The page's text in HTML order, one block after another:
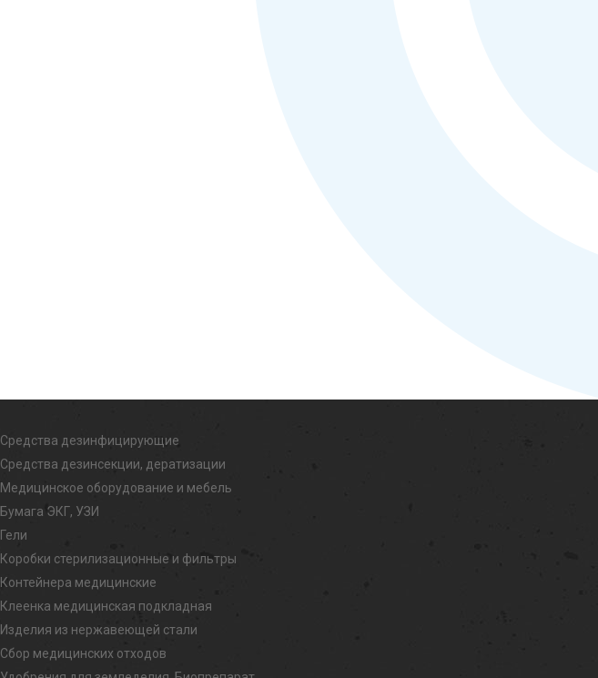
Средства дезинфицирующие
Средства дезинсекции, дератизации
Медицинское оборудование и мебель
Бумага ЭКГ, УЗИ
Гели
Коробки стерилизационные и фильтры
Контейнера медицинские
Клеенка медицинская подкладная
Изделия из нержавеющей стали
Сбор медицинских отходов